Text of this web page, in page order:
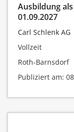
Ausbildung
01.09.2027
Carl Schlenk AG
Vollzeit
Roth-Barnsdorf
Publiziert am: